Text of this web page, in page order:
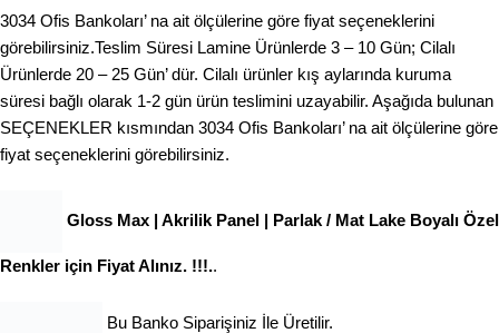
3034 Ofis Bankoları’ na ait ölçülerine göre fiyat seçeneklerini
görebilirsiniz.Teslim Süresi Lamine Ürünlerde 3 – 10 Gün; Cilalı
Ürünlerde 20 – 25 Gün’ dür. Cilalı ürünler kış aylarında kuruma
süresi bağlı olarak 1-2 gün ürün teslimini uzayabilir. Aşağıda bulunan
SEÇENEKLER kısmından 3034 Ofis Bankoları’ na ait ölçülerine göre
fiyat seçeneklerini görebilirsiniz.
Gloss Max | Akrilik Panel | Parlak / Mat Lake Boyalı Özel
Renkler için Fiyat Alınız. !!!..
Bu Banko Siparişiniz İle Üretilir.